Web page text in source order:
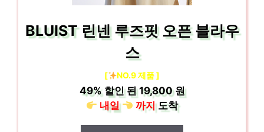
BLUIST 린넨 루즈핏 오픈 블라우
스
[ NO.9 제품 ]
49%할인 된19,800 원
내일
까지도착